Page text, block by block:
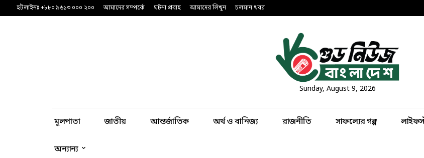
হটলাইনঃ +৮৮০ ৯৬১৩ ০০০ ২০০ আমাদের সম্পর্কে ঘটনা প্রবাহ আমাদের লিখুন চলমান খবর
Sunday, August 9, 2026
মূলপাতা জাতীয় আন্তর্জাতিক অর্থ ও বানিজ্য রাজনীতি সাফল্যের গল্প
অন্যান্য